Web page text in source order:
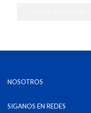
NOSOTROS
SIGANOS EN REDES